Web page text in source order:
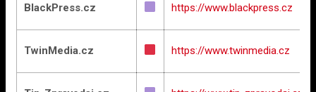
BlackPress.cz https://www.blackpress.cz
TwinMedia.cz https://www.twinmedia.cz